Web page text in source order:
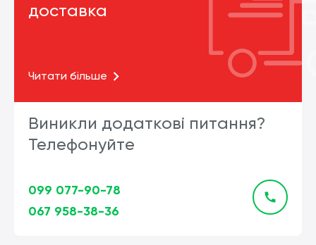
доставка
Читати більше
Виникли додаткові питання?
Телефонуйте
099 077-90-78
067 958-38-36